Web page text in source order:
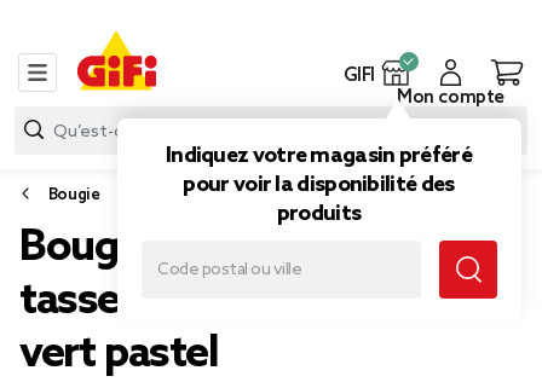
GIFI
Indiquez votre magasin préféré
pour voir la disponibilité des
produits
Mon compte
Bougie
Bougie parfumée forme
tasse céramique kawaii
vert pastel